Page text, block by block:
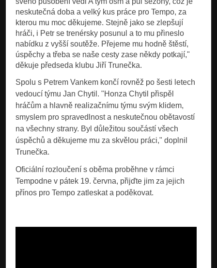
neskutečná doba a velký kus práce pro Tempo, za
kterou mu moc děkujeme. Stejně jako se zlepšují
hráči, i Petr se trenérsky posunul a to mu přineslo
nabídku z vyšší soutěže. Přejeme mu hodně štěstí,
úspěchy a třeba se naše cesty zase někdy potkají,"
děkuje předseda klubu Jiří Trunečka.
Spolu s Petrem Vankem končí rovněž po šesti letech
vedoucí týmu Jan Chytil. "Honza Chytil přispěl
hráčům a hlavně realizačnímu týmu svým klidem,
smyslem pro spravedlnost a neskutečnou obětavostí
na všechny strany. Byl důležitou součástí všech
úspěchů a děkujeme mu za skvělou práci," doplnil
Trunečka.
Oficiální rozloučení s oběma proběhne v rámci
Tempodne v pátek 19. června, přijďte jim za jejich
přínos pro Tempo zatleskat a poděkovat.